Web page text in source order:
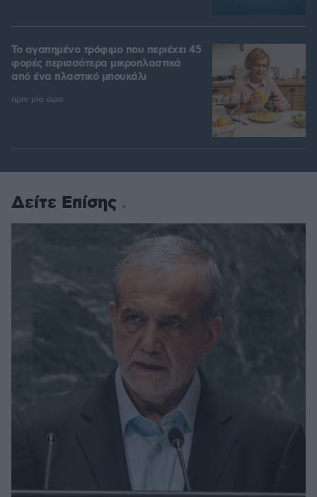
Το αγαπημένο τρόφιμο που περιέχει 45
φορές περισσότερα μικροπλαστικά
από ένα πλαστικό μπουκάλι
πριν μία ώρα
Δείτε Επίσης